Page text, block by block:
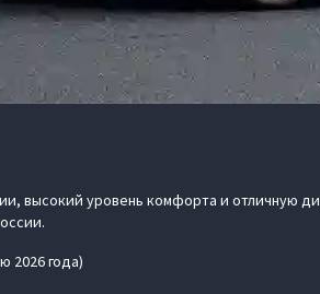
высокий уровень комфорта и отличную
2026 года)